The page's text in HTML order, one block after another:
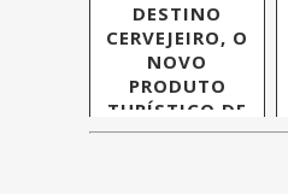
DESTINO
CERVEJEIRO, O
NOVO
PRODUTO
TURÍSTICO DE
SANTA